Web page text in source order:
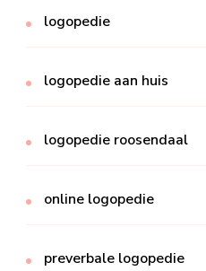
logopedie
logopedie aan huis
logopedie roosendaal
online logopedie
preverbale logopedie